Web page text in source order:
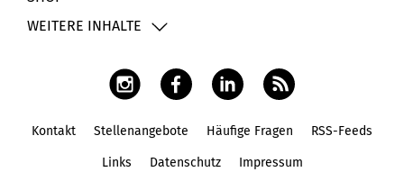
WEITERE INHALTE
Kontakt Stellenangebote Häufige Fragen RSS-Feeds
Links Datenschutz Impressum